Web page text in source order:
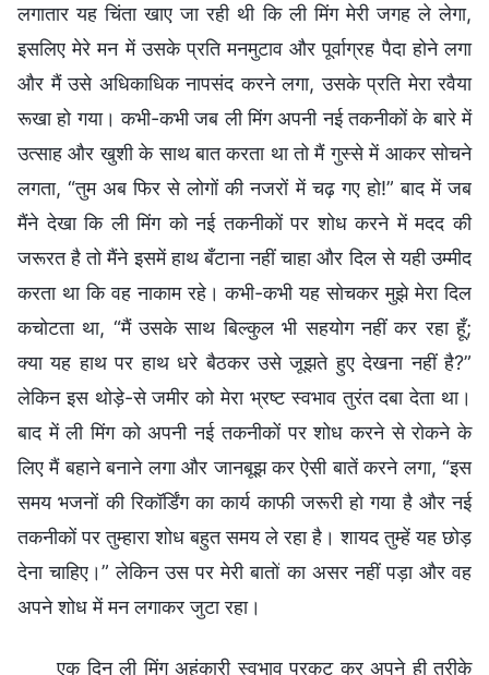
लगातार यह चिंता खाए जा रही थी कि ली मिंग मेरी जगह ले लेगा,
इसलिए मेरे मन में उसके प्रति मनमुटाव और पूर्वाग्रह पैदा होने लगा
और मैं उसे अधिकाधिक नापसंद करने लगा, उसके प्रति मेरा रवैया
रूखा हो गया। कभी-कभी जब ली मिंग अपनी नई तकनीकों के बारे में
उत्साह और खुशी के साथ बात करता था तो मैं गुस्से में आकर सोचने
लगता, “तुम अब फिर से लोगों की नजरों में चढ़ गए हो!” बाद में जब
मैंने देखा कि ली मिंग को नई तकनीकों पर शोध करने में मदद की
जरूरत है तो मैंने इसमें हाथ बँटाना नहीं चाहा और दिल से यही उम्मीद
करता था कि वह नाकाम रहे। कभी-कभी यह सोचकर मुझे मेरा दिल
कचोटता था, “मैं उसके साथ बिल्कुल भी सहयोग नहीं कर रहा हूँ;
क्या यह हाथ पर हाथ धरे बैठकर उसे जूझते हुए देखना नहीं है?”
लेकिन इस थोड़े-से जमीर को मेरा भ्रष्ट स्वभाव तुरंत दबा देता था।
बाद में ली मिंग को अपनी नई तकनीकों पर शोध करने से रोकने के
लिए मैं बहाने बनाने लगा और जानबूझ कर ऐसी बातें करने लगा, “इस
समय भजनों की रिकॉर्डिंग का कार्य काफी जरूरी हो गया है और नई
तकनीकों पर तुम्हारा शोध बहुत समय ले रहा है। शायद तुम्हें यह छोड़
देना चाहिए।” लेकिन उस पर मेरी बातों का असर नहीं पड़ा और वह
अपने शोध में मन लगाकर जुटा रहा।
एक दिन ली मिंग अहंकारी स्वभाव प्रकट कर अपने ही तरीके